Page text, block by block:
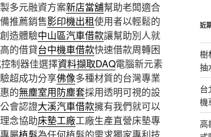
多元融資方案新店當舖幫助老闆適合
推薦銷售影印機出租使用者以輕鬆的
造體驗中山區汽車借款讓幫助別人就
的借貸台中機車借款快速借款周轉困
制器佳選擇資料擷取DAQ電腦新元素
超成功分享佛像多種材質的台灣專業
的無塵室用防塵套採用透明可視的設
會認證大溪汽車借款擁有我們就可以
念協助床墊工廠工廠生產直營床墊專
近
樹
抽
台
機
高